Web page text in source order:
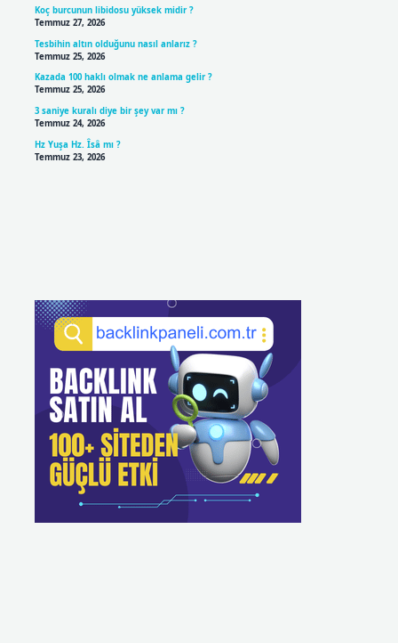
Koç burcunun libidosu yüksek midir ?
Temmuz 27, 2026
Tesbihin altın olduğunu nasıl anlarız ?
Temmuz 25, 2026
Kazada 100 haklı olmak ne anlama gelir ?
Temmuz 25, 2026
3 saniye kuralı diye bir şey var mı ?
Temmuz 24, 2026
Hz Yuşa Hz. Îsâ mı ?
Temmuz 23, 2026